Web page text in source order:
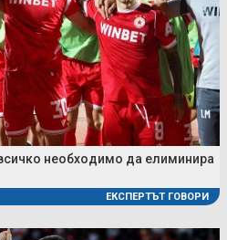
необходимо да елиминира
ЕКСПЕРТЪТ ГОВОРИ